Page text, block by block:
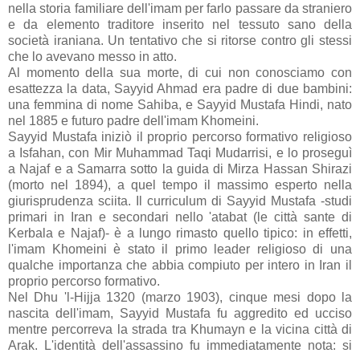
nella storia familiare dell'imam per farlo passare da straniero
e da elemento traditore inserito nel tessuto sano della
società iraniana. Un tentativo che si ritorse contro gli stessi
che lo avevano messo in atto.
Al momento della sua morte, di cui non conosciamo con
esattezza la data, Sayyid Ahmad era padre di due bambini:
una femmina di nome Sahiba, e Sayyid Mustafa Hindi, nato
nel 1885 e futuro padre dell'imam Khomeini.
Sayyid Mustafa iniziò il proprio percorso formativo religioso
a Isfahan, con Mir Muhammad Taqi Mudarrisi, e lo proseguì
a Najaf e a Samarra sotto la guida di Mirza Hassan Shirazi
(morto nel 1894), a quel tempo il massimo esperto nella
giurisprudenza sciita. Il curriculum di Sayyid Mustafa -studi
primari in Iran e secondari nello 'atabat (le città sante di
Kerbala e Najaf)- è a lungo rimasto quello tipico: in effetti,
l'imam Khomeini è stato il primo leader religioso di una
qualche importanza che abbia compiuto per intero in Iran il
proprio percorso formativo.
Nel Dhu 'l-Hijja 1320 (marzo 1903), cinque mesi dopo la
nascita dell'imam, Sayyid Mustafa fu aggredito ed ucciso
mentre percorreva la strada tra Khumayn e la vicina città di
Arak. L'identità dell'assassino fu immediatamente nota: si